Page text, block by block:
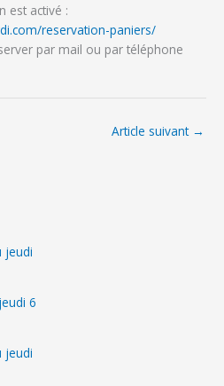
est activé :
reservation-paniers/
par mail ou par téléphone
Article suivant →
jeudi
6
jeudi